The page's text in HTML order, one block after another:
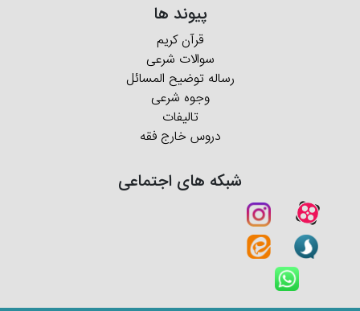
پیوند ها
قرآن کریم
سوالات شرعی
رساله توضیح المسائل
وجوه شرعی
تالیفات
دروس خارج فقه
شبکه های اجتماعی